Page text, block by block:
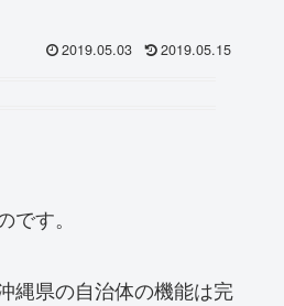
2019.05.03 2019.05.15
す。
縄県の自治体の機能は完